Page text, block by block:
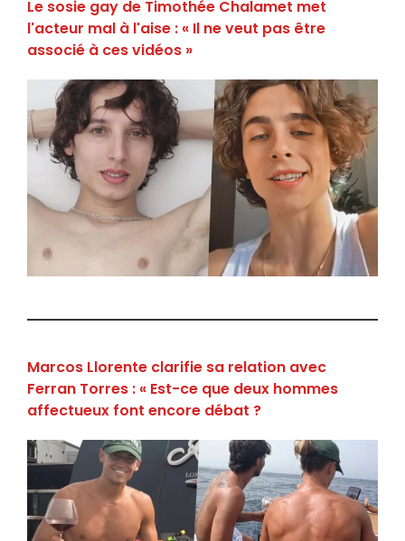
Le sosie gay de Timothée Chalamet met
l'acteur mal à l'aise : « Il ne veut pas être
associé à ces vidéos »
Marcos Llorente clarifie sa relation avec
Ferran Torres : « Est-ce que deux hommes
affectueux font encore débat ?